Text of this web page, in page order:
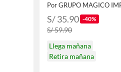
S/ 35.90 -40%
S/ 59.90
Llega mañana
Retira mañana